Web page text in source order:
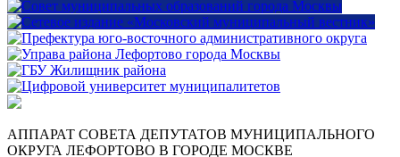
АППАРАТ СОВЕТА ДЕПУТАТОВ МУНИЦИПАЛЬНОГО
ОКРУГА ЛЕФОРТОВО В ГОРОДЕ МОСКВЕ